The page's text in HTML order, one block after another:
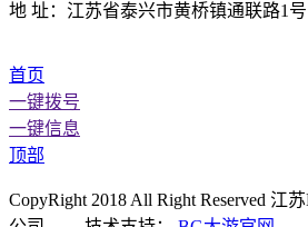
地 址：江苏省泰兴市黄桥镇通联路1号
首页
一键拨号
一键信息
顶部
CopyRight 2018 All Right Reserved 江